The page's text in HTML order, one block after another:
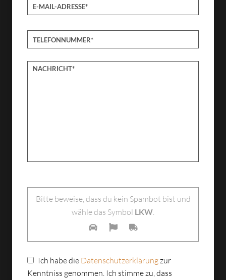
Bitte lasse dieses Feld leer.
Bitte beweise, dass du kein Spambot bist und
wähle das Symbol LKW.
Ich habe die Datenschutzerklärungzur
Kenntniss genommen. Ich stimme zu, dass